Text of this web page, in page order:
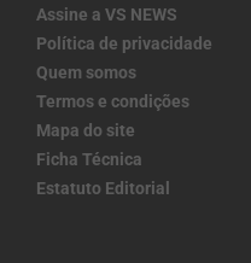
Assine a VS NEWS
Política de privacidade
Quem somos
Termos e condições
Mapa do site
Ficha Técnica
Estatuto Editorial